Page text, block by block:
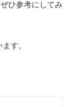
ひ参考にしてみ
す。